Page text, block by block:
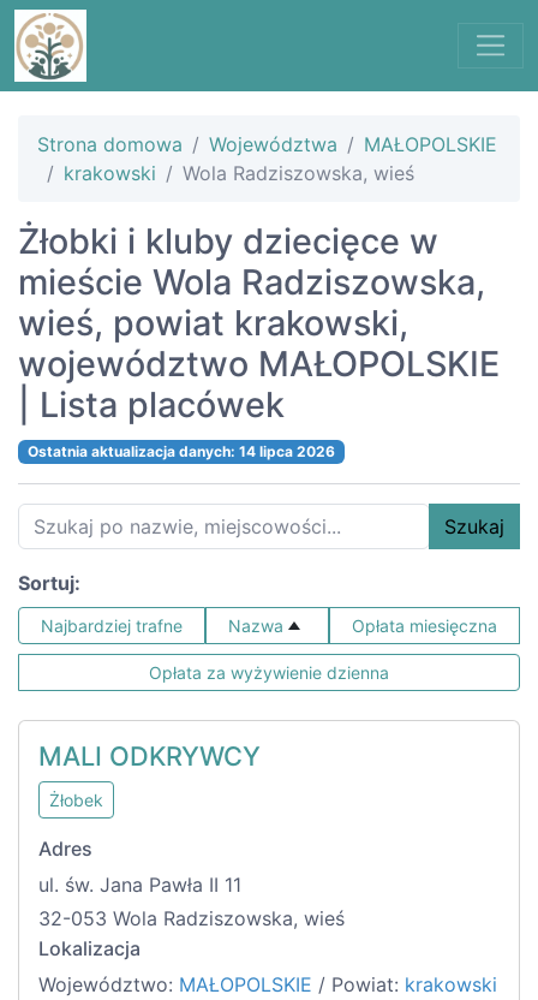
Strona domowa Województwa
MAŁOPOLSKIE
krakowski
Wola Radziszowska, wieś
Żłobki i kluby dziecięce w
mieście Wola Radziszowska,
wieś, powiat krakowski,
województwo MAŁOPOLSKIE
| Lista placówek
Ostatnia aktualizacja danych: 14 lipca 2026
Szukaj
Sortuj:
Najbardziej trafne Nazwa Opłata miesięczna
Opłata za wyżywienie dzienna
MALI ODKRYWCY
Żłobek
Adres
ul. św. Jana Pawła II 11
32-053 Wola Radziszowska, wieś
Lokalizacja
Województwo: MAŁOPOLSKIE / Powiat: krakowski